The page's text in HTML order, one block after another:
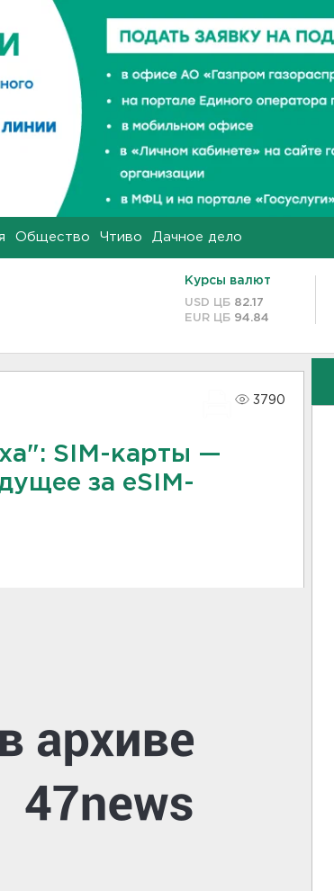
Общество Чтиво Дачное дело
Курсы валют
USD ЦБ 82.17
EUR ЦБ 94.84
3790
SIM-карты —
за eSIM-